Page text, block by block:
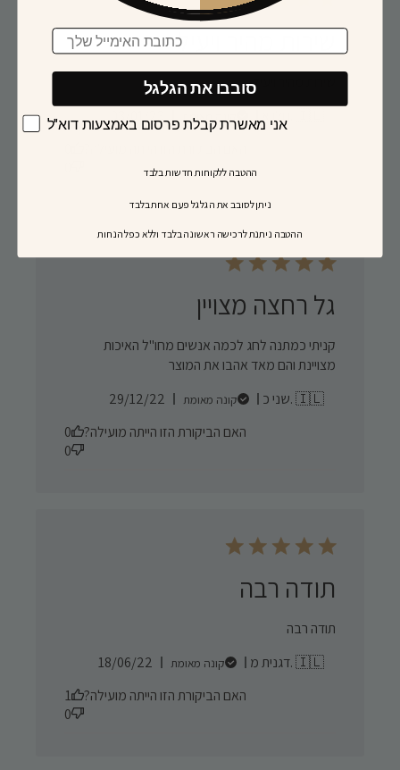
שירות מהיר ויעיל
שירות מהיר ויעיל
קונה מאומתPublished
date
גל רחצה מצויין
קניתי כמתנה לחג לכמה אנשים מחו"ל האיכות
מצויינת והם מאד אהבו את המוצר
שני כ. 🇮🇱
קונה מאומתPublished
29/12/22
האם הביקורת הזו הייתה מועילה?
0
0
תודה רבה
תודה רבה
דגנית מ. 🇮🇱
קונה מאומתPublished
18/06/22
האם הביקורת הזו הייתה מועילה?
1
0
Email
סובבו את הגלגל
אני מאשרת קבלת פרסום באמצעות דוא"ל
ההטבה ללקוחות חדשות בלבד
ניתן לסובב את הגלגל פעם אחת בלבד
​ההטבה ניתנת לרכישה ראשונה בלבד וללא כפל הנחות